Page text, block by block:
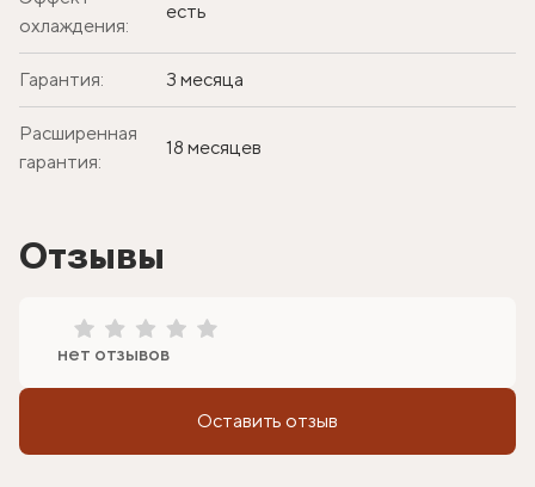
охлаждения:
есть
Гарантия: 3 месяца
Расширенная
гарантия:
18 месяцев
Отзывы
нет отзывов
Оставить отзыв